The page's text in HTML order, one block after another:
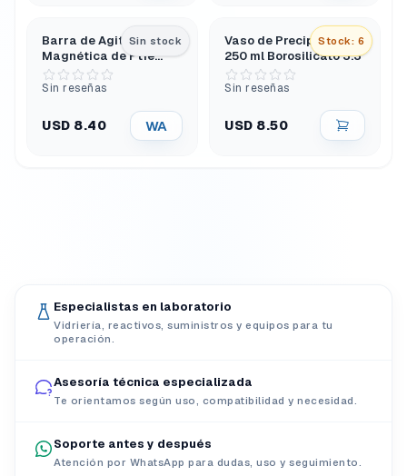
Sin stock
Barra de Agitación
Magnética de Ptfe
30X8 Mm con Anillo
Central
Sin reseñas
USD 8.40 WA
Stock: 6
Vaso de Precipitados
250 ml Borosilicato 3.3
Sin reseñas
USD 8.50
Especialistas en laboratorio
Vidriería, reactivos, suministros y equipos para tu
operación.
Asesoría técnica especializada
Te orientamos según uso, compatibilidad y necesidad.
Soporte antes y después
Atención por WhatsApp para dudas, uso y seguimiento.